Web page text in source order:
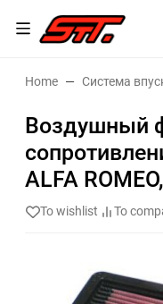
Home Система
Воздушный
ALFA
To wishlist To